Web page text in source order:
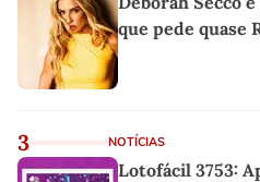
que pede quase
3 NOTÍCIAS
Lotofácil 3753: